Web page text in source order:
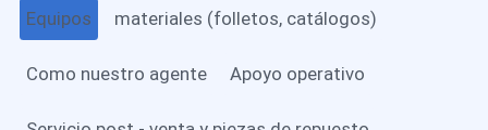
Equipos materiales (folletos, catálogos)
Como nuestro agente Apoyo operativo